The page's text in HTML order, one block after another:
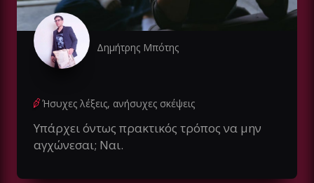
Δημήτρης Μπότης
Ήσυχες λέξεις, ανήσυχες σκέψεις
Υπάρχει όντως πρακτικός τρόπος να μην
αγχώνεσαι; Ναι.